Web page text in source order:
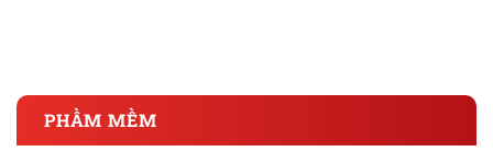
Hiện Đại
PHẦM MỀM